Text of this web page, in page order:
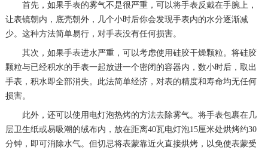
首先，如果手表的雾气不是很严重，可以将手表反戴在手腕上，
让表镜朝内，底壳朝外，几个小时后你会发现手表内的水分逐渐减
少。这种方法简单易行，对手表没有任何损害。
其次，如果手表进水严重，可以考虑使用硅胶干燥颗粒。将硅胶
颗粒与已经积水的手表一起放进一个密闭的容器内，数小时后，取出
手表，积水即全部消失。此法简单经济，对表的精度和寿命均无任何
损害。
此外，还可以使用电灯泡热烤的方法去除雾气。将手表包裹在几
层卫生纸或易吸潮的绒布内，放在距离40瓦电灯泡15厘米处烘烤约30
分钟，即可消除水气。但切忌将表蒙靠近火直接烘烤，以免使表蒙受